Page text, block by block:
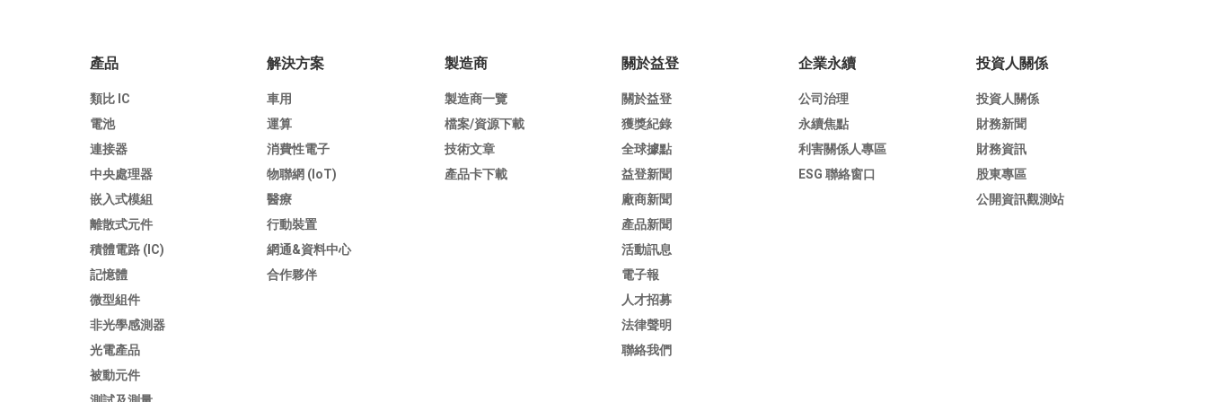
產品
類比 IC
電池
連接器
中央處理器
嵌入式模組
離散式元件
積體電路 (IC)
記憶體
微型組件
非光學感測器
光電產品
被動元件
解決方案
車用
運算
消費性電子
物聯網 (IoT)
醫療
行動裝置
網通&資料中心
合作夥伴
製造商
製造商一覽
檔案/資源下載
技術文章
產品卡下載
關於益登
關於益登
獲獎紀錄
全球據點
益登新聞
廠商新聞
產品新聞
活動訊息
電子報
人才招募
法律聲明
聯絡我們
企業永續
公司治理
永續焦點
利害關係人專區
ESG 聯絡窗口
投資人關係
投資人關係
財務新聞
財務資訊
股東專區
公開資訊觀測站